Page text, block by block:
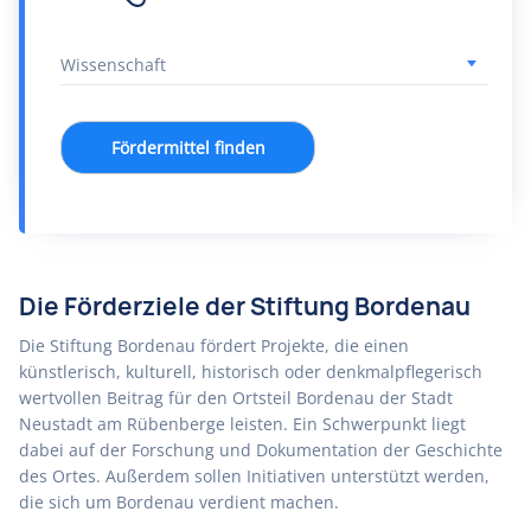
Fördermittel finden
Die Förderziele der Stiftung Bordenau
Die Stiftung Bordenau fördert Projekte, die einen
künstlerisch, kulturell, historisch oder denkmalpflegerisch
wertvollen Beitrag für den Ortsteil Bordenau der Stadt
Neustadt am Rübenberge leisten. Ein Schwerpunkt liegt
dabei auf der Forschung und Dokumentation der Geschichte
des Ortes. Außerdem sollen Initiativen unterstützt werden,
die sich um Bordenau verdient machen.